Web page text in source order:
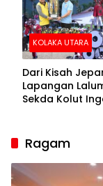
KOLAKA UTARA
Dari Kisah
Lapangan
Sekda Kolut
Ragam